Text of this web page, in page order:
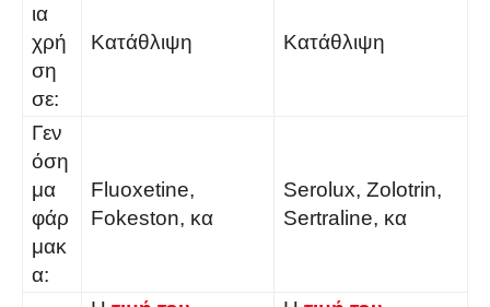
ια
χρή
ση
σε:
Κατάθλιψη Κατάθλιψη
Γεν
όση
μα
φάρ
μακ
α:
Fluoxetine,
Fokeston, κα
Serolux, Zolotrin,
Sertraline, κα